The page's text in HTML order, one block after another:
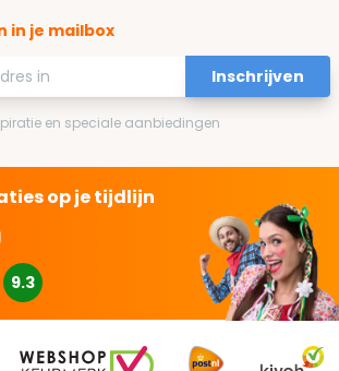
in je mailbox
Inschrijven
en speciale aanbiedingen
op je tijdlijn
9.3